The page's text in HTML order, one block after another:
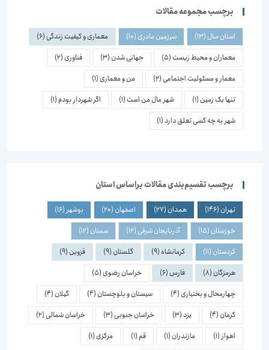
برچسب مجموعه مقالات
استان سال(13) سرزمین مادری(10) معماری و کیفیت زندگی(6)
معماران و محیط زیست(5) جهانی شدن(3) فناوری(2)
معمار و مسئولیت اجتماعی(2) من و معماری(1)
تنها یک زمین(1) شهر مال من است(1) اگر شهردار بودم(1)
شهر به چه کسی تعلق دارد(1)
برچسب تقسیم‌بندی مقالات براساس استان
تهران(146) همدان(27) اصفهان(20) بوشهر(16)
خوزستان(15) آذربایجان شرقی(12) سمنان(12)
کردستان(11) کرمانشاه(9) گلستان(9) قزوین(9)
هرمزگان(8) فارس(6) خراسان رضوی(5)
چهارمحال و بختیاری(4) سیستان و بلوچستان(4) گیلان(4)
کرمان(4)
(3) خراسان جنوبی(3) خراسان شمالی(2)
اهواز(1) مازندران(1)
(1) مرکزی(1)